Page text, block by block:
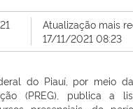
Atualização mais
17/11/2021 08:23
do Piauí, por meio
(PREG), publica a